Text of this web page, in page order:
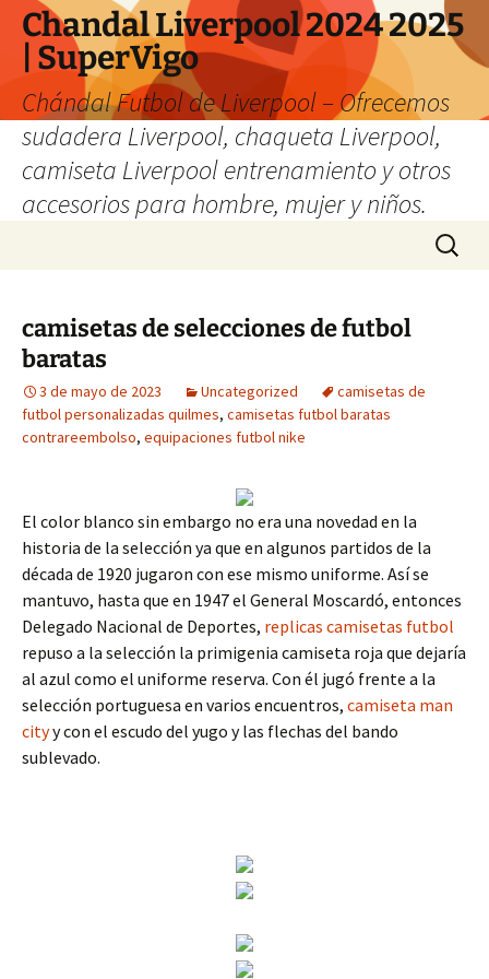
Chandal Liverpool 2024 2025
| SuperVigo
Chándal Futbol de Liverpool – Ofrecemos
sudadera Liverpool, chaqueta Liverpool,
camiseta Liverpool entrenamiento y otros
accesorios para hombre, mujer y niños.
Buscar:
camisetas de selecciones de futbol
baratas
3 de mayo de 2023 Uncategorized
camisetas de
futbol personalizadas quilmes, camisetas futbol baratas
contrareembolso, equipaciones futbol nike
El color blanco sin embargo no era una novedad en la
historia de la selección ya que en algunos partidos de la
década de 1920 jugaron con ese mismo uniforme. Así se
mantuvo, hasta que en 1947 el General Moscardó, entonces
Delegado Nacional de Deportes, replicas camisetas futbol
repuso a la selección la primigenia camiseta roja que dejaría
al azul como el uniforme reserva. Con él jugó frente a la
selección portuguesa en varios encuentros, camiseta man
cityy con el escudo del yugo y las flechas del bando
sublevado.